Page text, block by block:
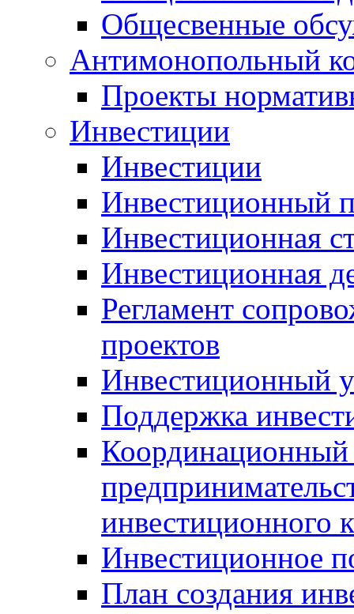
Общесвенные
Антимонопольный
Проекты
Инвестиции
Инвестиции
Инвестиционный
Инвестиционная
Инвестиционная
Регламент
проектов
Инвестиционный
Поддержка
Координационный
инвестиционного
Инвестиционное
План создания